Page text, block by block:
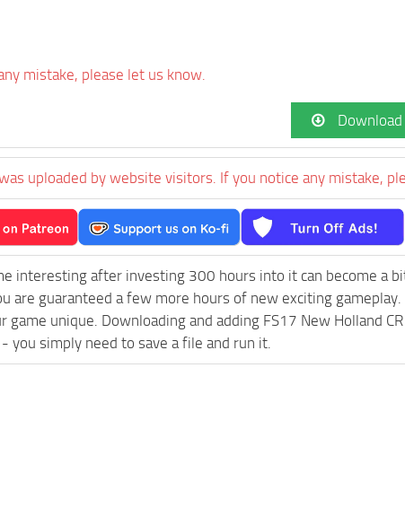
mistake, please let us know.
Download
uploaded by website visitors. If you notice any mistake,
interesting after investing 300 hours into it can become a
are guaranteed a few more hours of new exciting gameplay.
game unique. Downloading and adding FS17 New Holland
you simply need to save a file and run it.